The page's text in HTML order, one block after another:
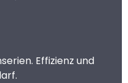
Effizienz und